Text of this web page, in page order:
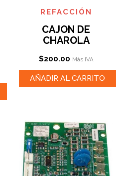
REFACCIÓN
CAJON DE
CHAROLA
$200.00 Más IVA
AÑADIR AL CARRITO